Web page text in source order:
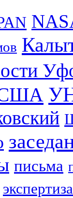
письма
экспертиза